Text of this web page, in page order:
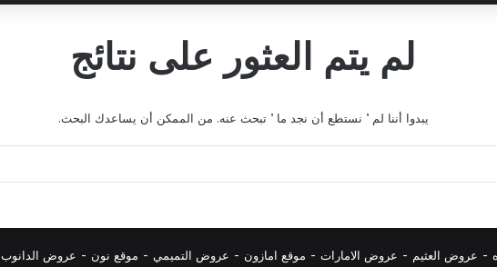
لم يتم العثور على نتائج
يبدوا أننا لم ’ نستطع أن نجد ما ’ تبحث عنه. من الممكن أن يساعدك البحث.
- عروض العثيم - عروض الامارات - موقع امازون - عروض التميمي - موقع نون - عروض الدانوب